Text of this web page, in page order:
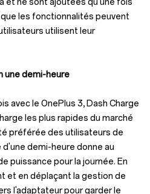
et ne sont ajoutées qu'une fois
les fonctionnalités peuvent
utilisent leur
une demi-heure
avec le OnePlus 3, Dash Charge
les plus rapides du marché
préférée des utilisateurs de
d'une demi-heure donne au
puissance pour la journée. En
et en déplaçant la gestion de
l'adaptateur pour garder le